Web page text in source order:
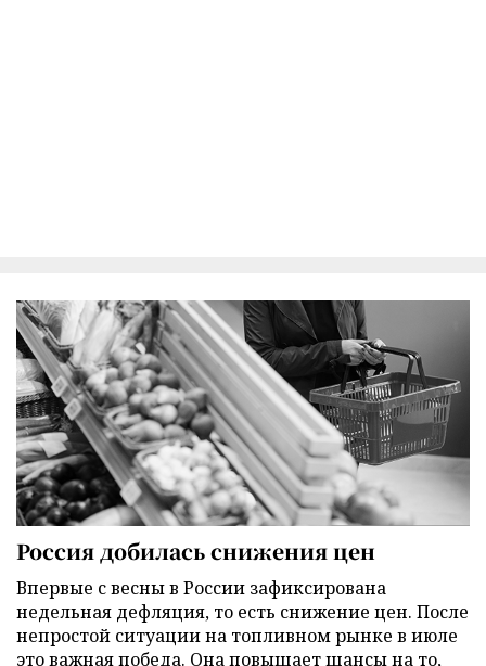
Россия добилась снижения цен
Впервые с весны в России зафиксирована
недельная дефляция, то есть снижение цен. После
непростой ситуации на топливном рынке в июле
это важная победа. Она повышает шансы на то,